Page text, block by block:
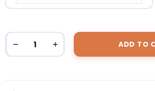
ADD TO